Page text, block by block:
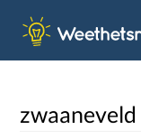
zwaaneveld